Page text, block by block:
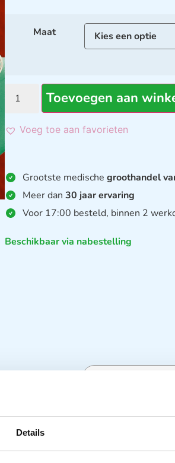
Details
Maat
Toevoegen aan
Voeg toe aan favorieten
Grootste medischegroothandel
Meer dan30 jaar ervaring
Voor 17:00 besteld, binnen 2
Beschikbaar via nabestelling
bij
rubberen